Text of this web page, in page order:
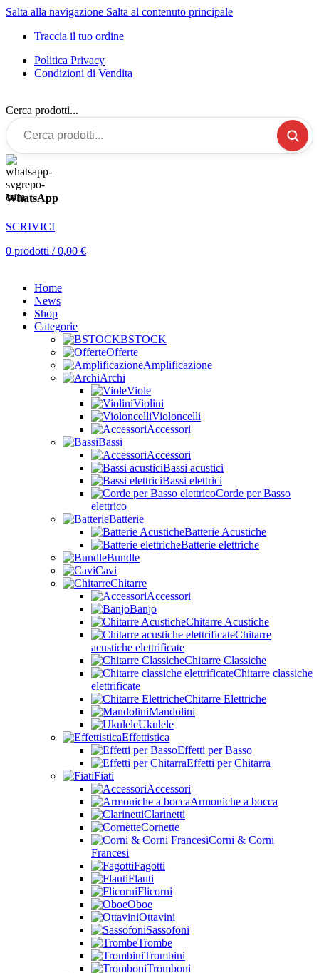
Salta alla navigazione Salta al contenuto principale
Traccia il tuo ordine
Politica Privacy
Condizioni di Vendita
Cerca prodotti...
WhatsApp
SCRIVICI
0 prodotti / 0,00 €
Home
News
Shop
Categorie
BSTOCK
Offerte
Amplificazione
Archi
Viole
Violini
Violoncelli
Accessori
Bassi
Accessori
Bassi acustici
Bassi elettrici
Corde per Basso
elettrico
Batterie
Batterie Acustiche
Batterie elettriche
Bundle
Cavi
Chitarre
Accessori
Banjo
Chitarre Acustiche
Chitarre
acustiche elettrificate
Chitarre Classiche
Chitarre classiche
elettrificate
Chitarre Elettriche
Mandolini
Ukulele
Effettistica
Effetti per Basso
Effetti per Chitarra
Fiati
Accessori
Armoniche a bocca
Clarinetti
Cornette
Corni & Corni
Francesi
Fagotti
Flauti
Flicorni
Oboe
Ottavini
Sassofoni
Trombe
Trombini
Tromboni